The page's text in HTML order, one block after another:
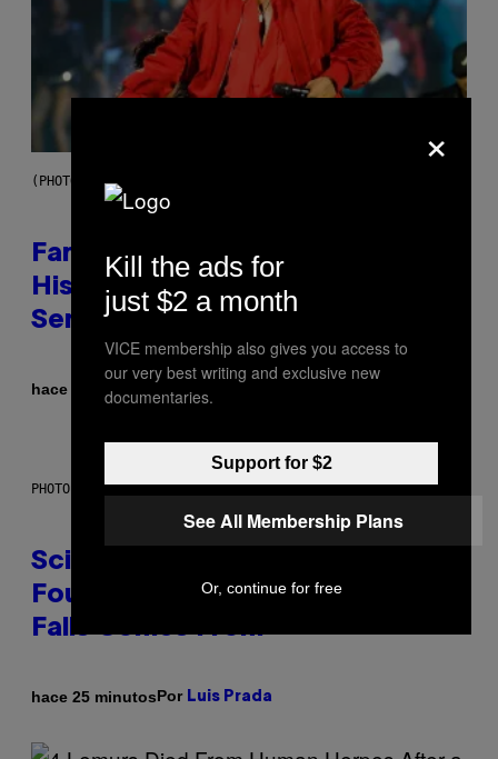
(PHOTO BY JASON KEMPIN/GETTY IMAGES)
Fans Are Claiming Usher Skipped
His New York Performance and
Sent in a Lookalike Instead
hace 21 minutos Por Caleb Catlin
PHOTO: MARK RALSTON/AFP VIA GETTY IMAGES
Scientists May Have Finally
Found Where Antarctica’s Blood
Falls Comes From
hace 25 minutosPor Luis Prada
×
Kill the ads for
just $2 a month
VICE membership also gives you access to
our very best writing and exclusive new
documentaries.
Support for $2
See All Membership Plans
Or, continue for free